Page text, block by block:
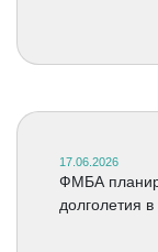
17.06.2026
ФМБА
долголетия